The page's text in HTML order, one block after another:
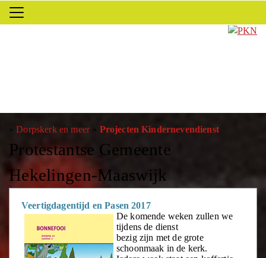
»Dorpskerk en meer» Projecten Kindernevendienst
Protestantse Gemeente
Hekelingen-Maaswijk
Veertigdagentijd en Pasen 2017
De komende weken zullen we
tijdens de dienst
bezig zijn met de grote
schoonmaak in de kerk.